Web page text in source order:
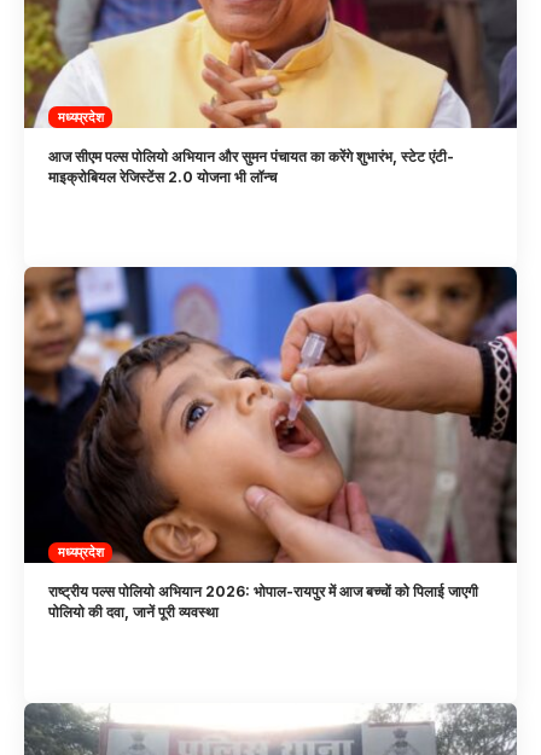
मध्यप्रदेश
आज सीएम पल्स पोलियो अभियान और सुमन पंचायत का करेंगे शुभारंभ, स्टेट एंटी-
माइक्रोबियल रेजिस्टेंस 2.0 योजना भी लॉन्च
मध्यप्रदेश
राष्ट्रीय पल्स पोलियो अभियान 2026: भोपाल-रायपुर में आज बच्चों को पिलाई जाएगी
पोलियो की दवा, जानें पूरी व्यवस्था